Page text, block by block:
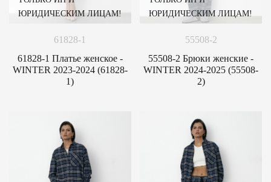
ЮРИДИЧЕСКИМ ЛИЦАМ!
61828-1
61828-1 Платье женское -
WINTER 2023-2024 (61828-
1)
ЮРИДИЧЕСКИМ ЛИЦАМ!
55508-2
55508-2 Брюки женские -
WINTER 2024-2025 (55508-
2)